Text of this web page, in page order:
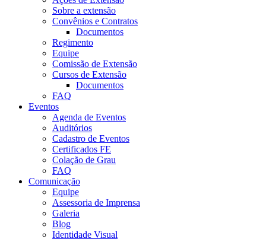
Sobre a extensão
Convênios e Contratos
Documentos
Regimento
Equipe
Comissão de Extensão
Cursos de Extensão
Documentos
FAQ
Eventos
Agenda de Eventos
Auditórios
Cadastro de Eventos
Certificados FE
Colação de Grau
FAQ
Comunicação
Equipe
Assessoria de Imprensa
Galeria
Blog
Identidade Visual